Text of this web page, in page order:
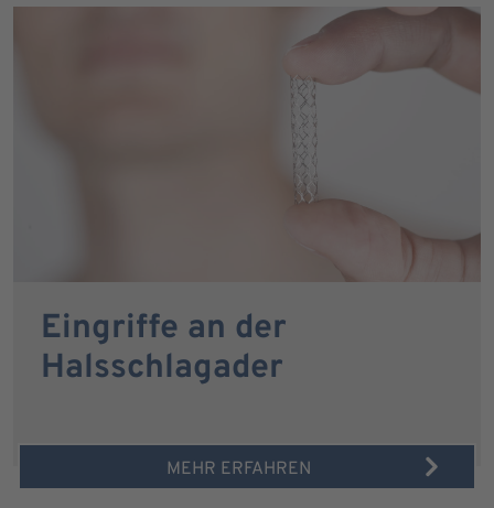
Eingriffe an der
Halsschlagader
MEHR ERFAHREN